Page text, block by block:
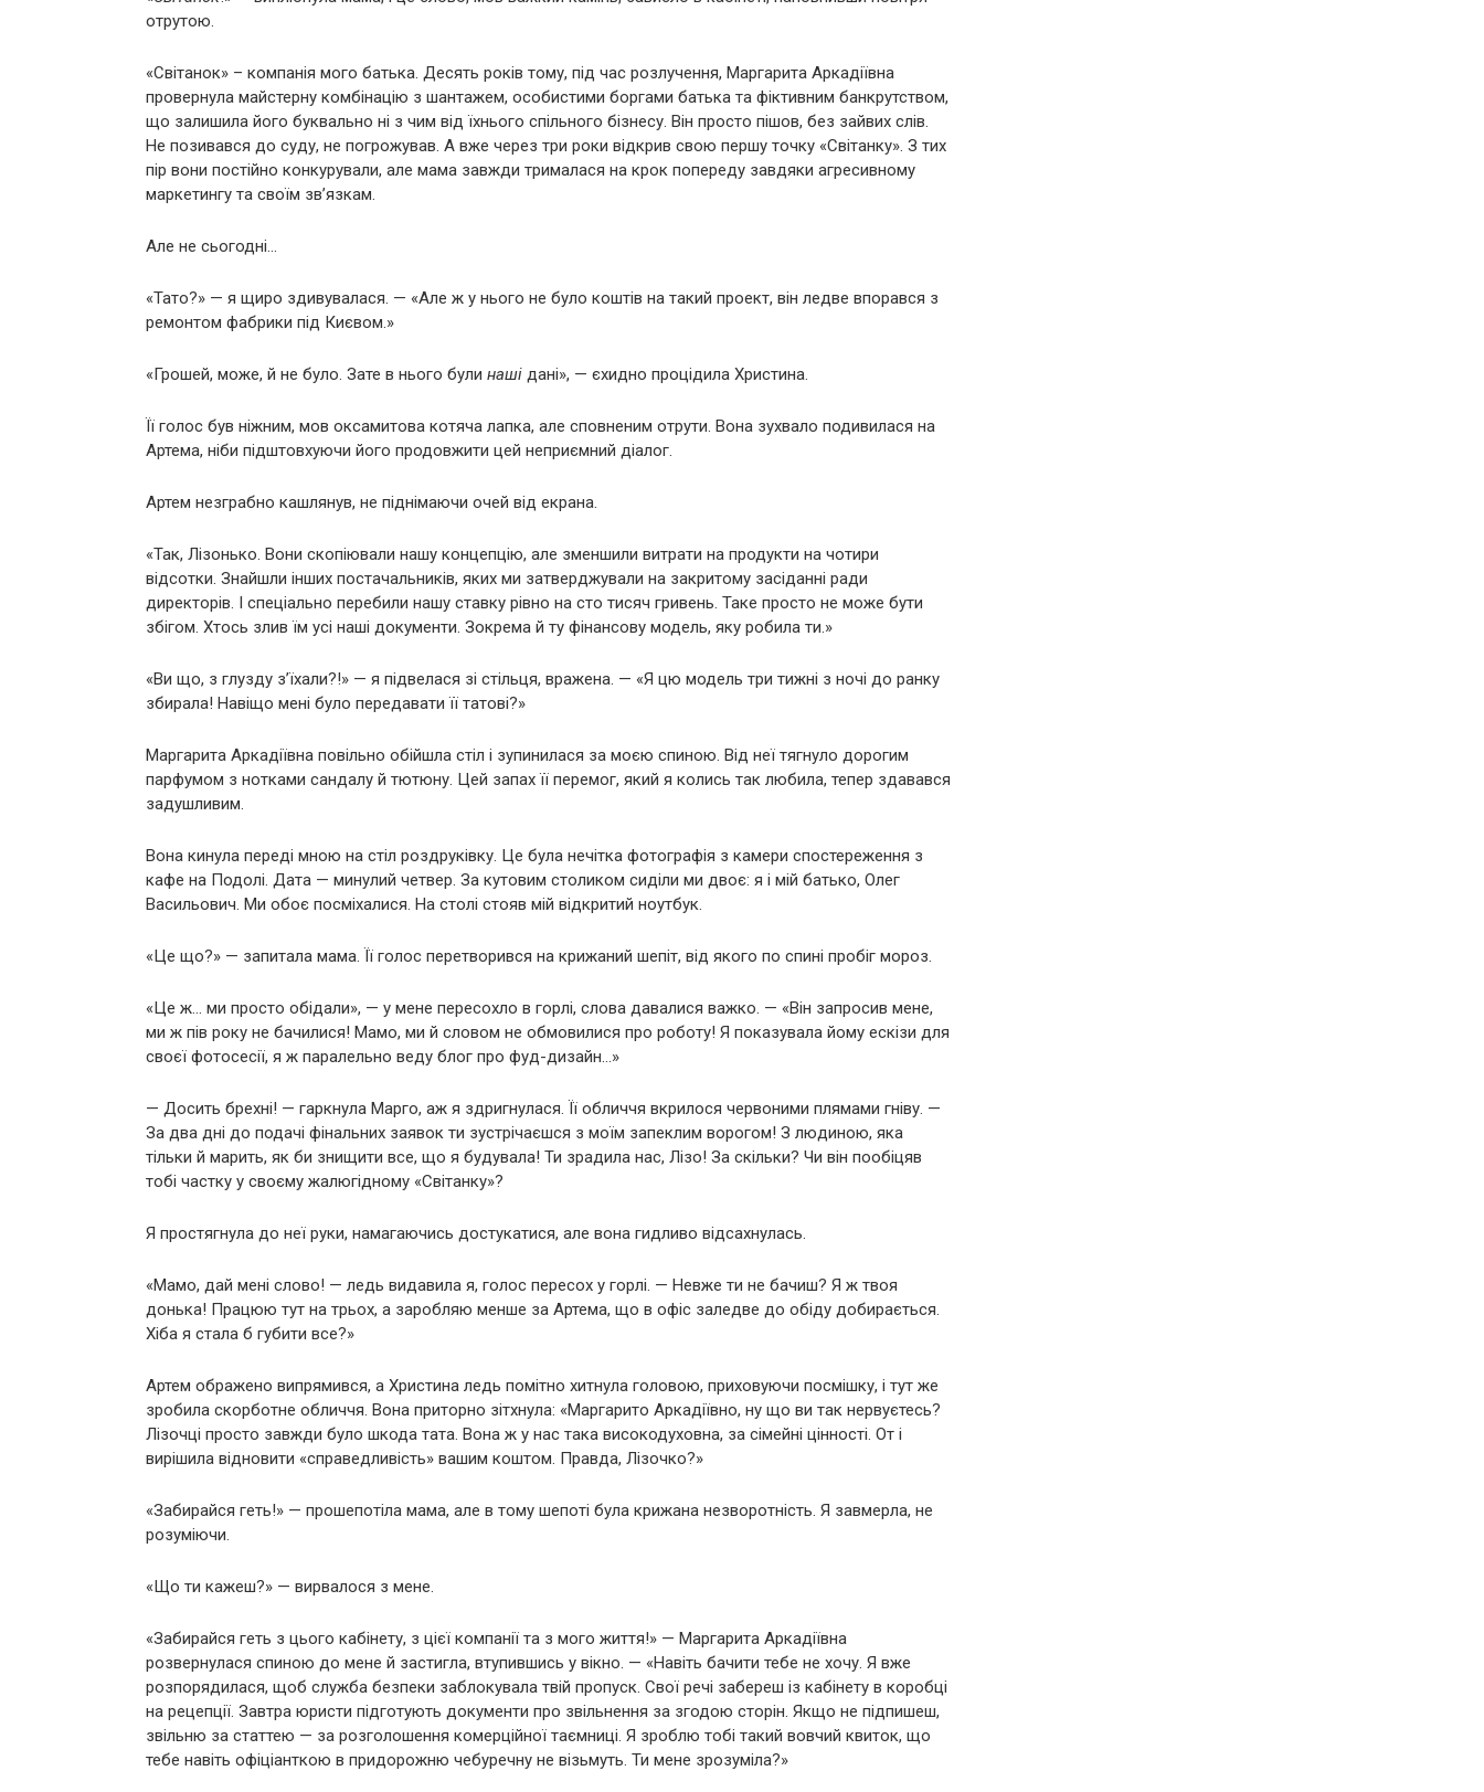
отрутою.
«Світанок» – компанія мого батька. Десять років тому, під час розлучення, Маргарита Аркадіївна
провернула майстерну комбінацію з шантажем, особистими боргами батька та фіктивним банкрутством,
що залишила його буквально ні з чим від їхнього спільного бізнесу. Він просто пішов, без зайвих слів.
Не позивався до суду, не погрожував. А вже через три роки відкрив свою першу точку «Світанку». З тих
пір вони постійно конкурували, але мама завжди трималася на крок попереду завдяки агресивному
маркетингу та своїм зв’язкам.
Але не сьогодні…
«Тато?» — я щиро здивувалася. — «Але ж у нього не було коштів на такий проект, він ледве впорався з
ремонтом фабрики під Києвом.»
«Грошей, може, й не було. Зате в нього були наші дані», — єхидно процідила Христина.
Її голос був ніжним, мов оксамитова котяча лапка, але сповненим отрути. Вона зухвало подивилася на
Артема, ніби підштовхуючи його продовжити цей неприємний діалог.
Артем незграбно кашлянув, не піднімаючи очей від екрана.
«Так, Лізонько. Вони скопіювали нашу концепцію, але зменшили витрати на продукти на чотири
відсотки. Знайшли інших постачальників, яких ми затверджували на закритому засіданні ради
директорів. І спеціально перебили нашу ставку рівно на сто тисяч гривень. Таке просто не може бути
збігом. Хтось злив їм усі наші документи. Зокрема й ту фінансову модель, яку робила ти.»
«Ви що, з глузду з’їхали?!» — я підвелася зі стільця, вражена. — «Я цю модель три тижні з ночі до ранку
збирала! Навіщо мені було передавати її татові?»
Маргарита Аркадіївна повільно обійшла стіл і зупинилася за моєю спиною. Від неї тягнуло дорогим
парфумом з нотками сандалу й тютюну. Цей запах її перемог, який я колись так любила, тепер здавався
задушливим.
Вона кинула переді мною на стіл роздруківку. Це була нечітка фотографія з камери спостереження з
кафе на Подолі. Дата — минулий четвер. За кутовим столиком сиділи ми двоє: я і мій батько, Олег
Васильович. Ми обоє посміхалися. На столі стояв мій відкритий ноутбук.
«Це що?» — запитала мама. Її голос перетворився на крижаний шепіт, від якого по спині пробіг мороз.
«Це ж… ми просто обідали», — у мене пересохло в горлі, слова давалися важко. — «Він запросив мене,
ми ж пів року не бачилися! Мамо, ми й словом не обмовилися про роботу! Я показувала йому ескізи для
своєї фотосесії, я ж паралельно веду блог про фуд-дизайн…»
— Досить брехні! — гаркнула Марго, аж я здригнулася. Її обличчя вкрилося червоними плямами гніву. —
За два дні до подачі фінальних заявок ти зустрічаєшся з моїм запеклим ворогом! З людиною, яка
тільки й марить, як би знищити все, що я будувала! Ти зрадила нас, Лізо! За скільки? Чи він пообіцяв
тобі частку у своєму жалюгідному «Світанку»?
Я простягнула до неї руки, намагаючись достукатися, але вона гидливо відсахнулась.
«Мамо, дай мені слово! — ледь видавила я, голос пересох у горлі. — Невже ти не бачиш? Я ж твоя
донька! Працюю тут на трьох, а заробляю менше за Артема, що в офіс заледве до обіду добирається.
Хіба я стала б губити все?»
Артем ображено випрямився, а Христина ледь помітно хитнула головою, приховуючи посмішку, і тут же
зробила скорботне обличчя. Вона приторно зітхнула: «Маргарито Аркадіївно, ну що ви так нервуєтесь?
Лізочці просто завжди було шкода тата. Вона ж у нас така високодуховна, за сімейні цінності. От і
вирішила відновити «справедливість» вашим коштом. Правда, Лізочко?»
«Забирайся геть!» — прошепотіла мама, але в тому шепоті була крижана незворотність. Я завмерла, не
розуміючи.
«Що ти кажеш?» — вирвалося з мене.
«Забирайся геть з цього кабінету, з цієї компанії та з мого життя!» — Маргарита Аркадіївна
розвернулася спиною до мене й застигла, втупившись у вікно. — «Навіть бачити тебе не хочу. Я вже
розпорядилася, щоб служба безпеки заблокувала твій пропуск. Свої речі забереш із кабінету в коробці
на рецепції. Завтра юристи підготують документи про звільнення за згодою сторін. Якщо не підпишеш,
звільню за статтею — за розголошення комерційної таємниці. Я зроблю тобі такий вовчий квиток, що
тебе навіть офіціанткою в придорожню чебуречну не візьмуть. Ти мене зрозуміла?»